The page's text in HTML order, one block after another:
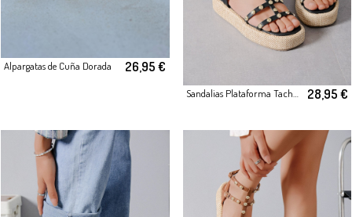
Alpargatas de Cuña Dorada 26,95 €
Sandalias Plataforma Tachas 28,95 €